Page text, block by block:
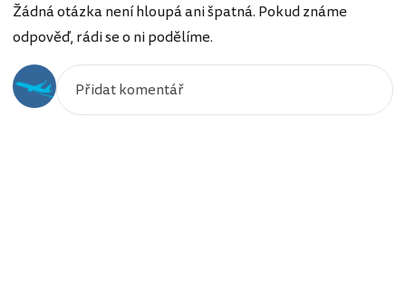
Žádná otázka není hloupá ani špatná. Pokud známe
odpověď, rádi se o ni podělíme.